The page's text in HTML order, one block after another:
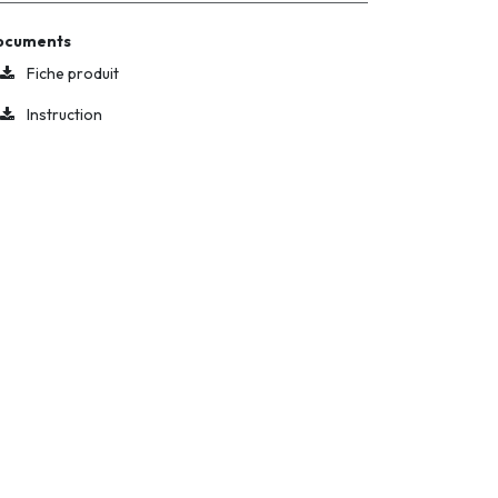
Fiche produit
Instruction